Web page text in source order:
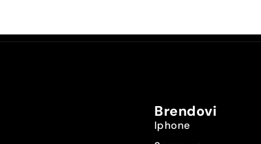
Brendovi
Iphone